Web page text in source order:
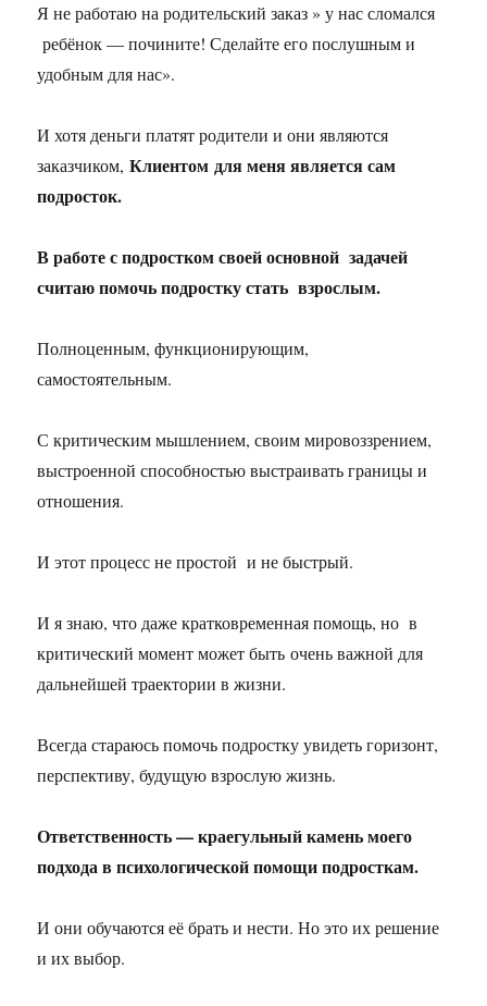
Я не работаю на родительский заказ » у нас сломался
ребёнок — почините! Сделайте его послушным и
удобным для нас».
И хотя деньги платят родители и они являются
заказчиком,Клиентом для меня является сам
подросток.
В работе с подростком своей основной задачей
считаю помочь подростку стать взрослым.
Полноценным, функционирующим,
самостоятельным.
С критическим мышлением, своим мировоззрением,
выстроенной способностью выстраивать границы и
отношения.
И этот процесс не простой и не быстрый.
И я знаю, что даже кратковременная помощь, но в
критический момент может быть очень важной для
дальнейшей траектории в жизни.
Всегда стараюсь помочь подростку увидеть горизонт,
перспективу, будущую взрослую жизнь.
Ответственность — краегульный камень моего
подхода в психологической помощи подросткам.
И они обучаются её брать и нести. Но это их решение
и их выбор.